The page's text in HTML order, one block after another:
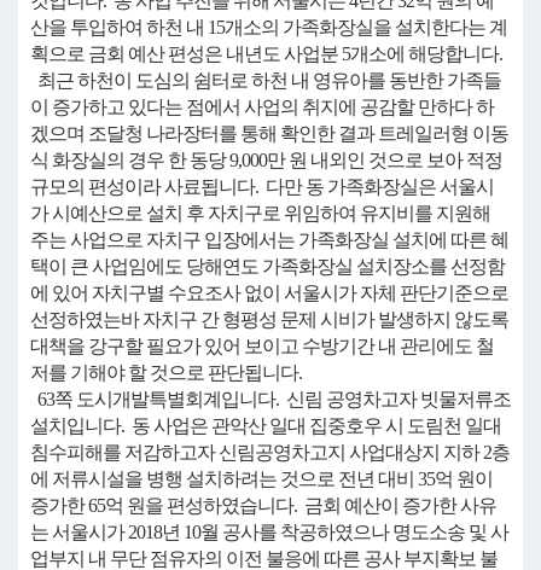
산을 투입하여 하천 내 15개소의 가족화장실을 설치한다는 계
획으로 금회 예산 편성은 내년도 사업분 5개소에 해당합니다.
최근 하천이 도심의 쉼터로 하천 내 영유아를 동반한 가족들
이 증가하고 있다는 점에서 사업의 취지에 공감할 만하다 하
겠으며 조달청 나라장터를 통해 확인한 결과 트레일러형 이동
식 화장실의 경우 한 동당 9,000만 원 내외인 것으로 보아 적정
규모의 편성이라 사료됩니다. 다만 동 가족화장실은 서울시
가 시예산으로 설치 후 자치구로 위임하여 유지비를 지원해
주는 사업으로 자치구 입장에서는 가족화장실 설치에 따른 혜
택이 큰 사업임에도 당해연도 가족화장실 설치장소를 선정함
에 있어 자치구별 수요조사 없이 서울시가 자체 판단기준으로
선정하였는바 자치구 간 형평성 문제 시비가 발생하지 않도록
대책을 강구할 필요가 있어 보이고 수방기간 내 관리에도 철
저를 기해야 할 것으로 판단됩니다.
63쪽 도시개발특별회계입니다. 신림 공영차고자 빗물저류조
설치입니다. 동 사업은 관악산 일대 집중호우 시 도림천 일대
침수피해를 저감하고자 신림공영차고지 사업대상지 지하 2층
에 저류시설을 병행 설치하려는 것으로 전년 대비 35억 원이
증가한 65억 원을 편성하였습니다. 금회 예산이 증가한 사유
는 서울시가 2018년 10월 공사를 착공하였으나 명도소송 및 사
업부지 내 무단 점유자의 이전 불응에 따른 공사 부지확보 불